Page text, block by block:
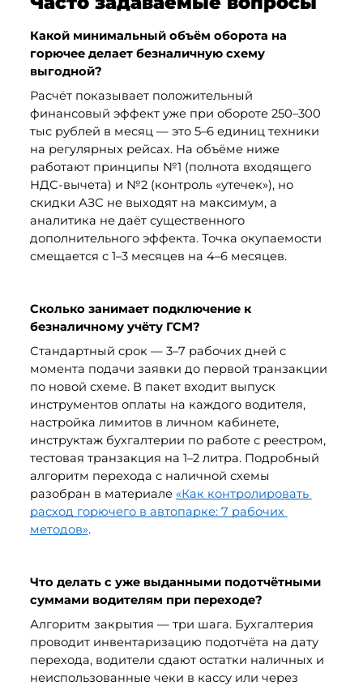
Какой минимальный объём оборота на
горючее делает безналичную схему
выгодной?
Расчёт показывает положительный
финансовый эффект уже при обороте 250–300
тыс рублей в месяц — это 5–6 единиц техники
на регулярных рейсах. На объёме ниже
работают принципы №1 (полнота входящего
НДС-вычета) и №2 (контроль «утечек»), но
скидки АЗС не выходят на максимум, а
аналитика не даёт существенного
дополнительного эффекта. Точка окупаемости
смещается с 1–3 месяцев на 4–6 месяцев.
Сколько занимает подключение к
безналичному учёту ГСМ?
Стандартный срок — 3–7 рабочих дней с
момента подачи заявки до первой транзакции
по новой схеме. В пакет входит выпуск
инструментов оплаты на каждого водителя,
настройка лимитов в личном кабинете,
инструктаж бухгалтерии по работе с реестром,
тестовая транзакция на 1–2 литра. Подробный
алгоритм перехода с наличной схемы
разобран в материале «Как контролировать
расход горючего в автопарке: 7 рабочих
методов».
Что делать с уже выданными подотчётными
суммами водителям при переходе?
Алгоритм закрытия — три шага. Бухгалтерия
проводит инвентаризацию подотчёта на дату
перехода, водители сдают остатки наличных и
неиспользованные чеки в кассу или через